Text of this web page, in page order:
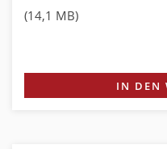
(14,1 MB)
IN DEN